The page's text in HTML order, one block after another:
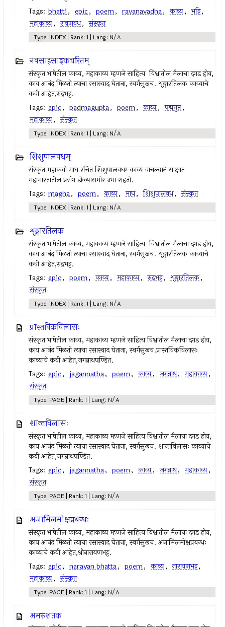
Tags: bhatti, epic, poem, ravanavadha, काव्य, भट्टि,
महाकाव्य, रावणवध, संस्कृत
Type: INDEX | Rank: 1 | Lang: N/A
नवसाहसाङ्कचरितम्‌
संस्कृत भाषेतील काव्य, महाकाव्य म्हणजे साहित्य विश्वातील मैलाचा दगड होय,
काय आनंद मिळतो त्याचा रसास्वाद घेताना, स्वर्गसुखच. शृङ्गारतिलक काव्याचे
कवी आहेत,रुद्रभट्ट.
Tags: epic, padmagupta, poem, काव्य, पद्मगुप्त,
महाकाव्य, संस्कृत
Type: INDEX | Rank: 1 | Lang: N/A
शिशुपालवधम्‌
संस्कृत महाकवी माघ रचित शिशुपालवधम्‍ काव्य वाचल्याने साक्षात्‍
महाभारतातील प्रसंग डोळ्यासमोर उभा राहतो.
Tags: magha, poem, काव्य, माघ, शिशुपालवध, संस्कृत
Type: INDEX | Rank: 1 | Lang: N/A
शृङ्गारतिलक
संस्कृत भाषेतील काव्य, महाकाव्य म्हणजे साहित्य विश्वातील मैलाचा दगड होय,
काय आनंद मिळतो त्याचा रसास्वाद घेताना, स्वर्गसुखच. शृङ्गारतिलक काव्याचे
कवी आहेत,रुद्रभट्ट.
Tags: epic, poem, काव्य, महाकाव्य, रुद्रभट्ट, शृङ्गारतिलक,
संस्कृत
Type: INDEX | Rank: 1 | Lang: N/A
प्रास्तविकविलासः
संस्कृत भाषेतील काव्य, महाकाव्य म्हणजे साहित्य विश्वातील मैलाचा दगड होय,
काय आनंद मिळतो त्याचा रसास्वाद घेताना, स्वर्गसुखच.प्रास्तविकविलासः
काव्याचे कवी आहेत,जगन्नाथपण्डित.
Tags: epic, jagannatha, poem, काव्य, जगन्नाथ, महाकाव्य,
संस्कृत
Type: PAGE | Rank: 1 | Lang: N/A
शान्तविलासः
संस्कृत भाषेतील काव्य, महाकाव्य म्हणजे साहित्य विश्वातील मैलाचा दगड होय,
काय आनंद मिळतो त्याचा रसास्वाद घेताना, स्वर्गसुखच. शान्तविलासः काव्याचे
कवी आहेत,जगन्नाथपण्डित.
Tags: epic, jagannatha, poem, काव्य, जगन्नाथ, महाकाव्य,
संस्कृत
Type: PAGE | Rank: 1 | Lang: N/A
अजामिलमोक्षप्रबन्धः
संस्कृत भाषेतील काव्य, महाकाव्य म्हणजे साहित्य विश्वातील मैलाचा दगड होय,
काय आनंद मिळतो त्याचा रसास्वाद घेताना, स्वर्गसुखच. अजामिलमोक्षप्रबन्धः
काव्याचे कवी आहेत,श्रीनारायणभट्ट.
Tags: epic, narayan bhatta, poem, काव्य, नारायणभट्ट,
महाकाव्य, संस्कृत
Type: PAGE | Rank: 1 | Lang: N/A
अमरुशतक